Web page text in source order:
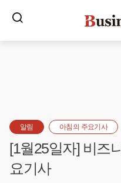
알림 아침의 주요기사
[1월25일자] 비즈
요기사